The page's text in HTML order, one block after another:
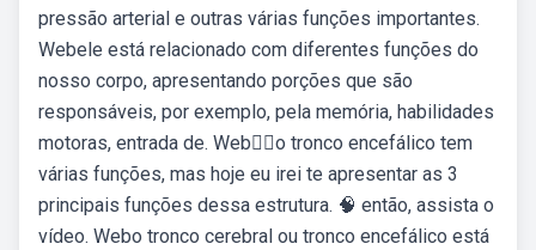
pressão arterial e outras várias funções importantes.
Webele está relacionado com diferentes funções do
nosso corpo, apresentando porções que são
responsáveis, por exemplo, pela memória, habilidades
motoras, entrada de. Web👉🏻o tronco encefálico tem
várias funções, mas hoje eu irei te apresentar as 3
principais funções dessa estrutura. 🧠 então, assista o
vídeo. Webo tronco cerebral ou tronco encefálico está